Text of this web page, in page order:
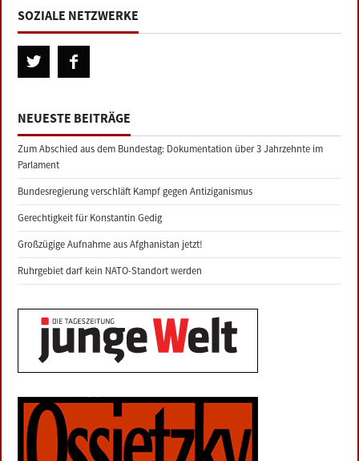
SOZIALE NETZWERKE
NEUESTE BEITRÄGE
Zum Abschied aus dem Bundestag: Dokumentation über 3 Jahrzehnte im
Parlament
Bundesregierung verschläft Kampf gegen Antiziganismus
Gerechtigkeit für Konstantin Gedig
Großzügige Aufnahme aus Afghanistan jetzt!
Ruhrgebiet darf kein NATO-Standort werden